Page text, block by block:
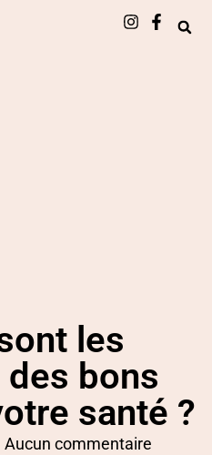
les
bons
santé ?
Aucun commentaire